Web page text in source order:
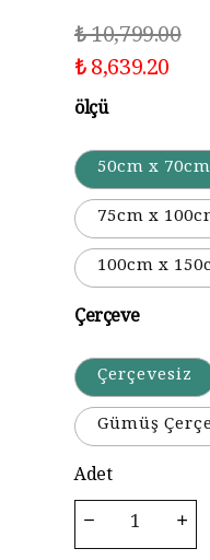
₺ 10,799.00
₺ 8,639.20
ölçü
50cm x 70cm
75cm x
100cm x
Çerçeve
Çerçevesiz
Gümüş
Adet